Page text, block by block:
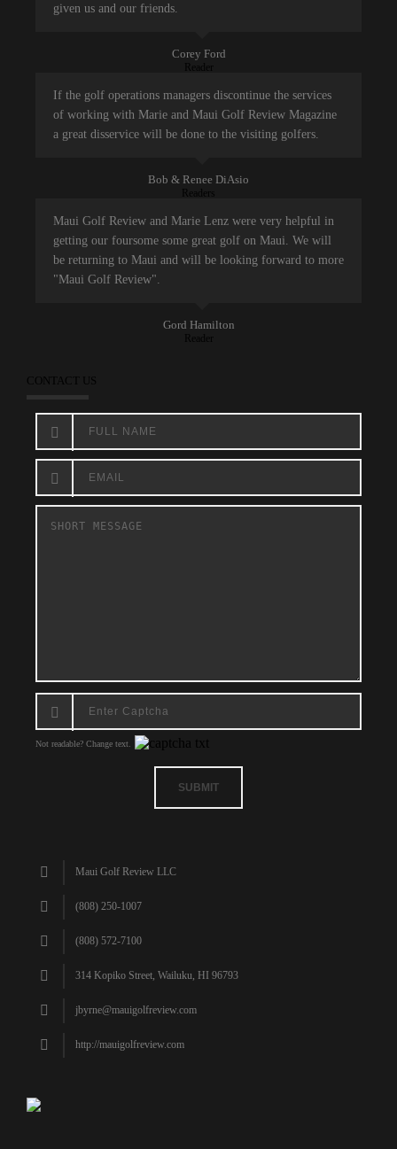
given us and our friends.
Corey Ford
Reader
If the golf operations managers discontinue the services
of working with Marie and Maui Golf Review Magazine
a great disservice will be done to the visiting golfers.
Bob & Renee DiAsio
Readers
Maui Golf Review and Marie Lenz were very helpful in
getting our foursome some great golf on Maui. We will
be returning to Maui and will be looking forward to more
"Maui Golf Review".
Gord Hamilton
Reader
CONTACT US
Not readable? Change text.
SUBMIT
Maui Golf Review LLC
(808) 250-1007
(808) 572-7100
314 Kopiko Street, Wailuku, HI 96793
jbyrne@mauigolfreview.com
http://mauigolfreview.com